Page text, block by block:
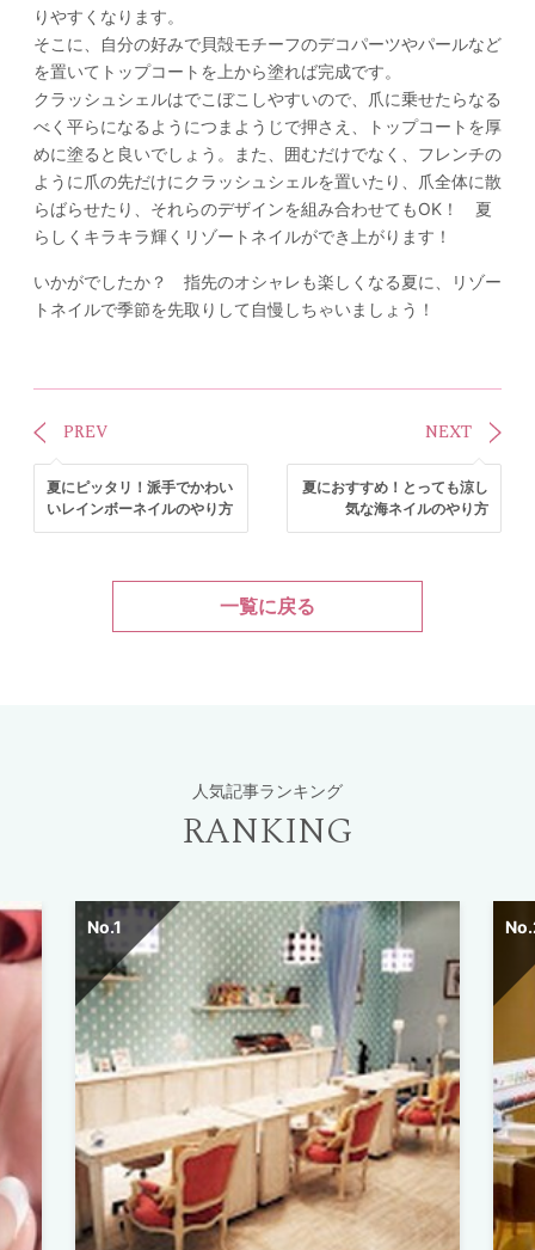
りやすくなります。
そこに、自分の好みで貝殻モチーフのデコパーツやパールなど
を置いてトップコートを上から塗れば完成です。
クラッシュシェルはでこぼこしやすいので、爪に乗せたらなる
べく平らになるようにつまようじで押さえ、トップコートを厚
めに塗ると良いでしょう。また、囲むだけでなく、フレンチの
ように爪の先だけにクラッシュシェルを置いたり、爪全体に散
らばらせたり、それらのデザインを組み合わせてもOK！ 夏
らしくキラキラ輝くリゾートネイルができ上がります！
いかがでしたか？ 指先のオシャレも楽しくなる夏に、リゾー
トネイルで季節を先取りして自慢しちゃいましょう！
PREV
夏にピッタリ！派手でかわい
いレインボーネイルのやり方
NEXT
夏におすすめ！とっても涼し
気な海ネイルのやり方
一覧に戻る
人気記事ランキング
RANKING